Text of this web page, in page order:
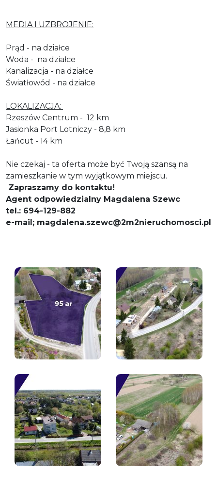
MEDIA I UZBROJENIE:
Prąd - na działce
Woda - na działce
Kanalizacja - na działce
Światłowód - na działce
LOKALIZACJA:
Rzeszów Centrum - 12 km
Jasionka Port Lotniczy - 8,8 km
Łańcut - 14 km
Nie czekaj - ta oferta może być Twoją szansą na
zamieszkanie w tym wyjątkowym miejscu.
Zapraszamy do kontaktu!
Agent odpowiedzialny Magdalena Szewc
tel.: 694-129-882
e-mail; magdalena.szewc@2m2nieruchomosci.pl